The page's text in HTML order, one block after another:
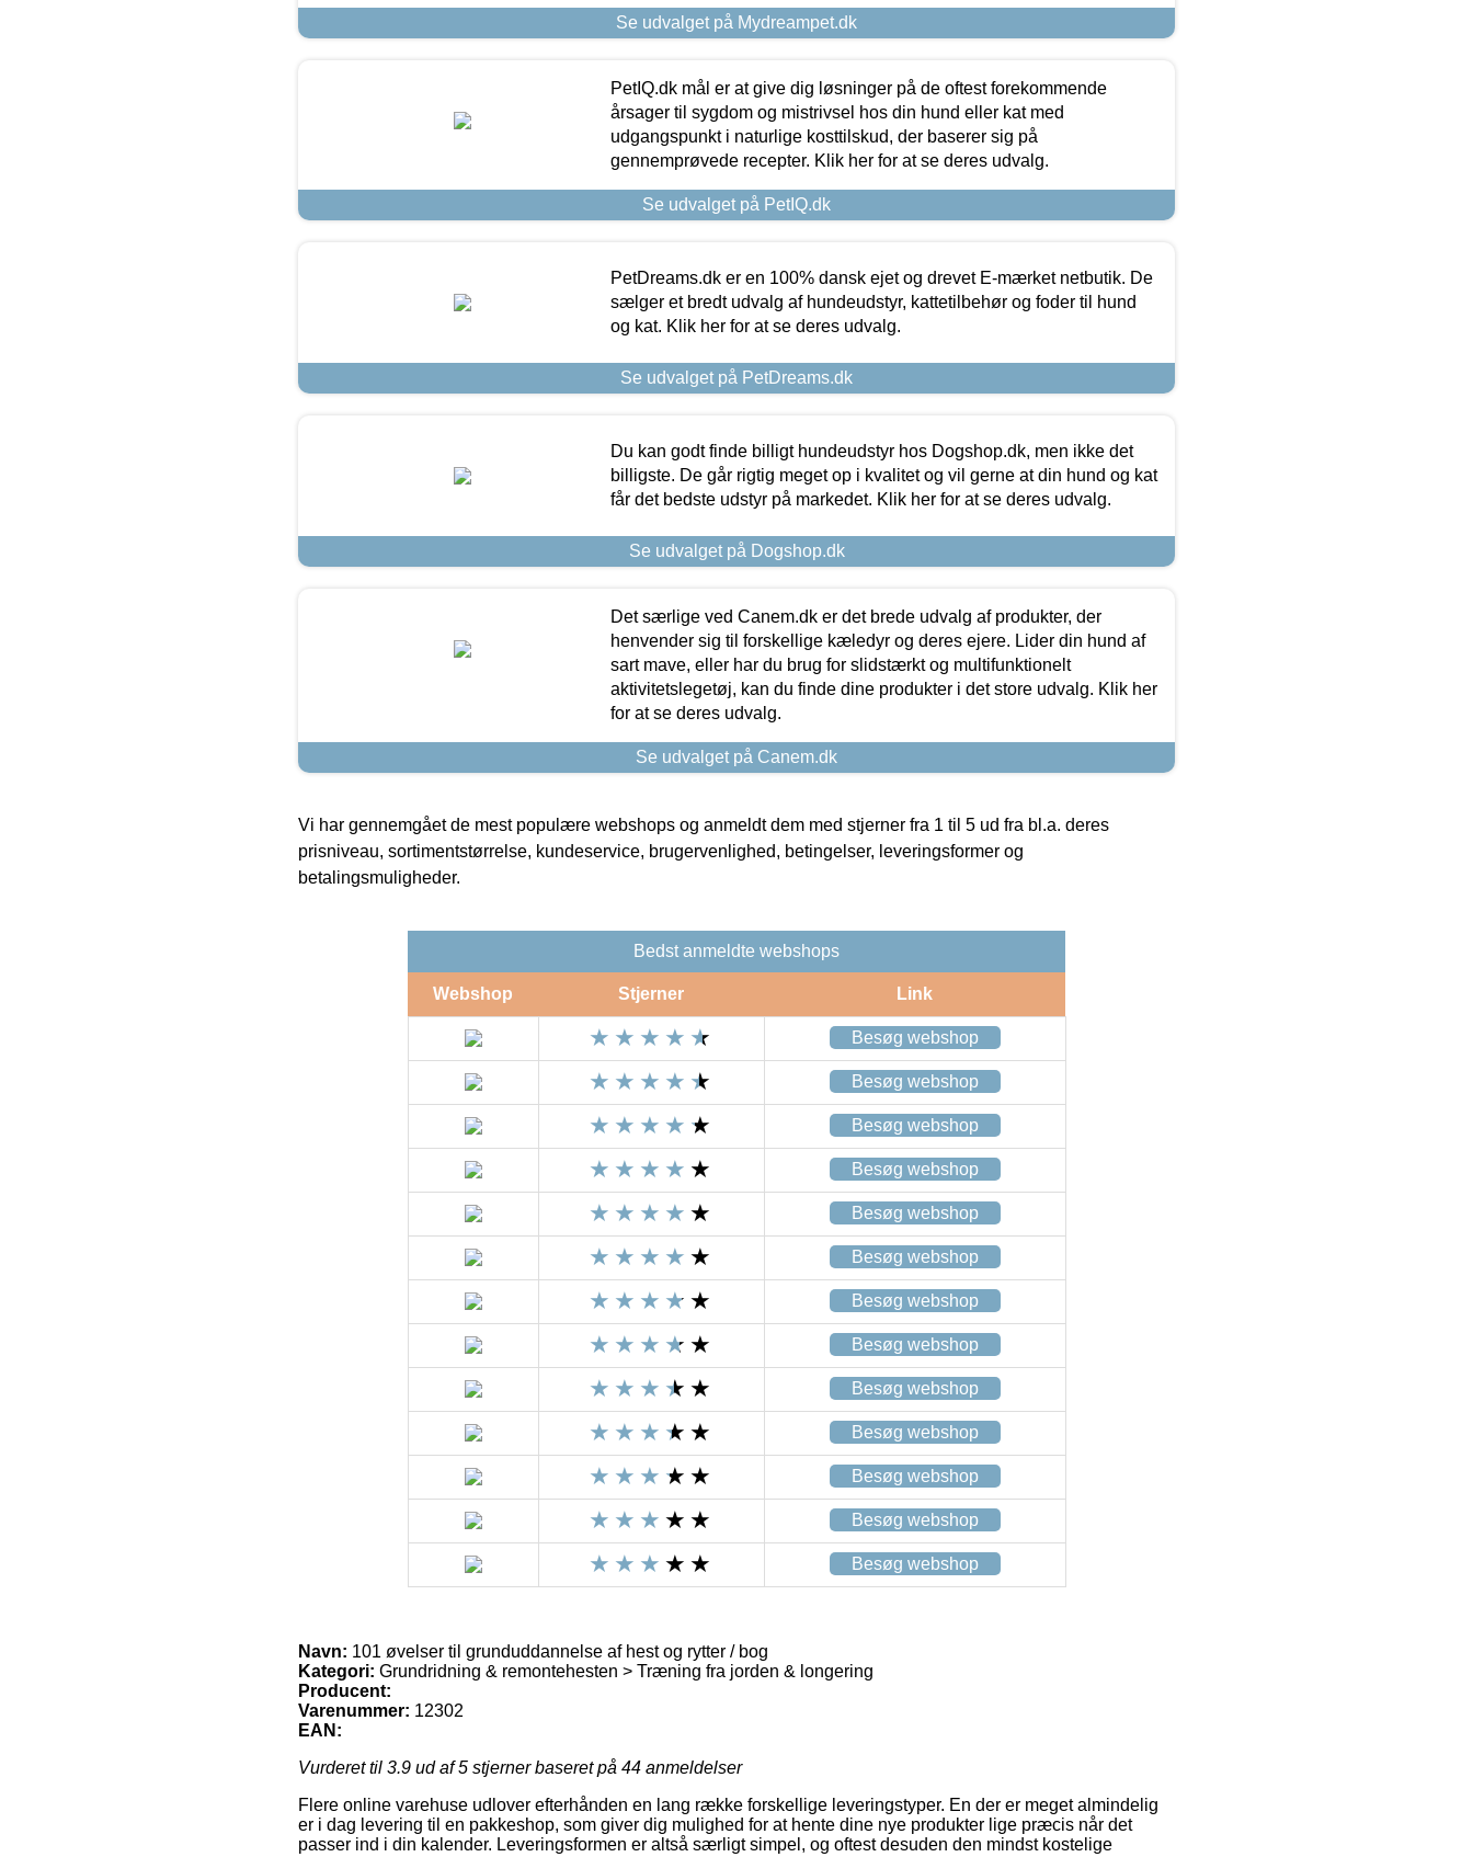
Se udvalget på Mydreampet.dk
PetIQ.dk mål er at give dig løsninger på de oftest forekommende
årsager til sygdom og mistrivsel hos din hund eller kat med
udgangspunkt i naturlige kosttilskud, der baserer sig på
gennemprøvede recepter. Klik her for at se deres udvalg.
Se udvalget på PetIQ.dk
PetDreams.dk er en 100% dansk ejet og drevet E-mærket netbutik. De
sælger et bredt udvalg af hundeudstyr, kattetilbehør og foder til hund
og kat. Klik her for at se deres udvalg.
Se udvalget på PetDreams.dk
Du kan godt finde billigt hundeudstyr hos Dogshop.dk, men ikke det
billigste. De går rigtig meget op i kvalitet og vil gerne at din hund og kat
får det bedste udstyr på markedet. Klik her for at se deres udvalg.
Se udvalget på Dogshop.dk
Det særlige ved Canem.dk er det brede udvalg af produkter, der
henvender sig til forskellige kæledyr og deres ejere. Lider din hund af
sart mave, eller har du brug for slidstærkt og multifunktionelt
aktivitetslegetøj, kan du finde dine produkter i det store udvalg. Klik her
for at se deres udvalg.
Se udvalget på Canem.dk
Vi har gennemgået de mest populære webshops og anmeldt dem med stjerner fra 1 til 5 ud fra bl.a. deres
prisniveau, sortimentstørrelse, kundeservice, brugervenlighed, betingelser, leveringsformer og
betalingsmuligheder.
Bedst anmeldte webshops
Webshop Stjerner Link
Besøg webshop
Besøg webshop
Besøg webshop
Besøg webshop
Besøg webshop
Besøg webshop
Besøg webshop
Besøg webshop
Besøg webshop
Besøg webshop
Besøg webshop
Besøg webshop
Besøg webshop
Navn: 101 øvelser til grunduddannelse af hest og rytter / bog
Kategori: Grundridning & remontehesten > Træning fra jorden & longering
Producent:
Varenummer: 12302
EAN:
Vurderet til 3.9 ud af 5 stjerner baseret på 44 anmeldelser
Flere online varehuse udlover efterhånden en lang række forskellige leveringstyper. En der er meget almindelig
er i dag levering til en pakkeshop, som giver dig mulighed for at hente dine nye produkter lige præcis når det
passer ind i din kalender. Leveringsformen er altså særligt simpel, og oftest desuden den mindst kostelige